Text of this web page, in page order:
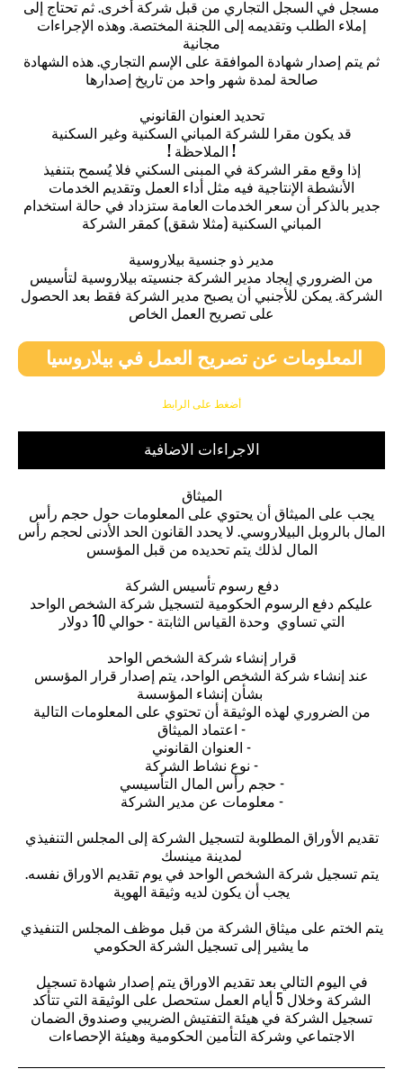
مسجل في السجل التجاري من قبل شركة أخرى. ثم تحتاج إلى
إملاء الطلب وتقديمه إلى اللجنة المختصة. وهذه الإجراءات
مجانية
ثم يتم إصدار شهادة الموافقة على الإسم التجاري. هذه الشهادة
صالحة لمدة شهر واحد من تاريخ إصدارها
تحديد العنوان القانوني
قد يكون مقرا للشركة المباني السكنية وغير السكنية
! الملاحظة !
إذا وقع مقر الشركة في المبنى السكني فلا يُسمح بتنفيذ
الأنشطة الإنتاجية فيه مثل أداء العمل وتقديم الخدمات
جدير بالذكر أن سعر الخدمات العامة ستزداد في حالة استخدام
المباني السكنية (مثلا شقق) كمقر الشركة
مدير ذو جنسية بيلاروسية
من الضروري إيجاد مدير الشركة جنسيته بيلاروسية لتأسيس
الشركة. يمكن للأجنبي أن يصبح مدير الشركة فقط بعد الحصول
على تصريح العمل الخاص
المعلومات عن تصريح العمل في بيلاروسيا
أضغط على الرابط
الاجراءات الاضافية
الميثاق
يجب على الميثاق أن يحتوي على المعلومات حول حجم رأس
المال بالروبل البيلاروسي. لا يحدد القانون الحد الأدنى لحجم رأس
المال لذلك يتم تحديده من قبل المؤسس
دفع رسوم تأسيس الشركة
عليكم دفع الرسوم الحكومية لتسجيل شركة الشخص الواحد
التي تساوي وحدة القياس الثابتة - حوالي 10 دولار
قرار إنشاء شركة الشخص الواحد
عند إنشاء شركة الشخص الواحد، يتم إصدار قرار المؤسس
من الضروري لهذه الوثيقة أن تحتوي على المعلومات التالية
اعتماد الميثاق -
العنوان القانوني -
نوع نشاط الشركة -
حجم رأس المال التأسيسي -
معلومات عن مدير الشركة -
تقديم الأوراق المطلوبة لتسجيل الشركة إلى المجلس التنفيذي
لمدينة مينسك
يتم تسجيل شركة الشخص الواحد في يوم تقديم الاوراق نفسه.
يجب أن يكون لديه وثيقة الهوية
يتم الختم على ميثاق الشركة من قبل موظف المجلس التنفيذي
ما يشير إلى تسجيل الشركة الحكومي
في اليوم التالي بعد تقديم الاوراق يتم إصدار شهادة تسجيل
الشركة وخلال 5 أيام العمل ستحصل على الوثيقة التي تتأكد
تسجيل الشركة في هيئة التفتيش الضريبي وصندوق الضمان
الاجتماعي وشركة التأمين الحكومية وهيئة الإحصاءات